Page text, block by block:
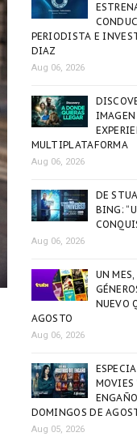
PERIODISTA E
DIAZ
Aug 06, 2026
IMAGEN
MULTIPLATAFORMA
Aug 06, 2026
DE
BING:
Aug 06, 2026
UN
NUEVO
AGOSTO
Aug 06, 2026
MOVIES
DOMINGOS DE
Aug 05, 2026